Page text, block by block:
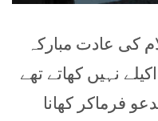
کی عادت مبارکہ
نہیں کھاتے تھے
فرماکر کھانا